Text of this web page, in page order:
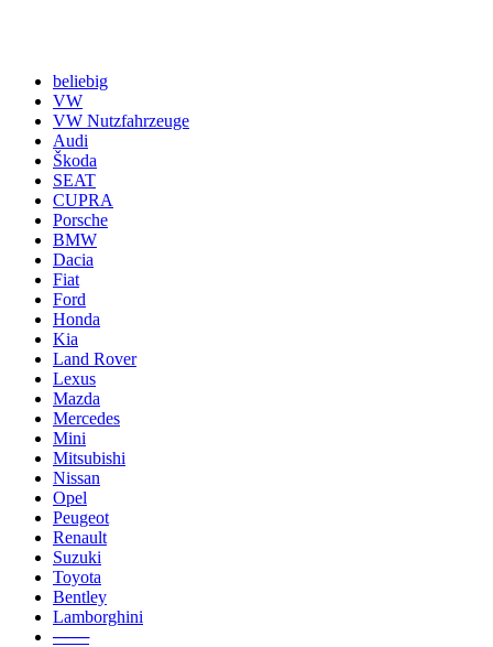
beliebig
VW
VW Nutzfahrzeuge
Audi
Škoda
SEAT
CUPRA
Porsche
BMW
Dacia
Fiat
Ford
Honda
Kia
Land Rover
Lexus
Mazda
Mercedes
Mini
Mitsubishi
Nissan
Opel
Peugeot
Renault
Suzuki
Toyota
Bentley
Lamborghini
───